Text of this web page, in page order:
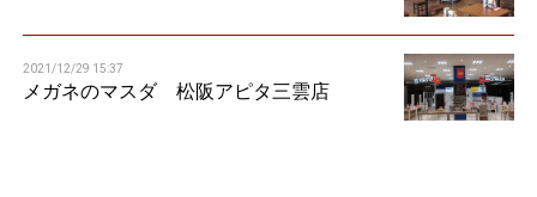
2021/12/29 15:37
メガネのマスダ 松阪アピタ三雲店